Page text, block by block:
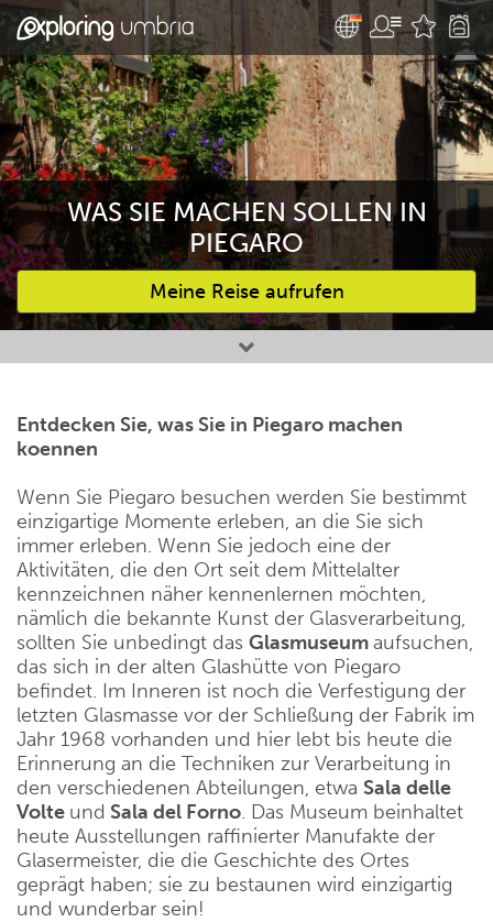
WAS SIE MACHEN SOLLEN IN
PIEGARO
Meine Reise aufrufen
Bevorzugte Aktivitäten
Entdecken Sie, was Sie in Piegaro machen
koennen
Wenn Sie Piegaro besuchen werden Sie bestimmt
einzigartige Momente erleben, an die Sie sich
immer erleben. Wenn Sie jedoch eine der
Aktivitäten, die den Ort seit dem Mittelalter
kennzeichnen näher kennenlernen möchten,
nämlich die bekannte Kunst der Glasverarbeitung,
sollten Sie unbedingt das Glasmuseumaufsuchen,
das sich in der alten Glashütte von Piegaro
befindet. Im Inneren ist noch die Verfestigung der
letzten Glasmasse vor der Schließung der Fabrik im
Jahr 1968 vorhanden und hier lebt bis heute die
Erinnerung an die Techniken zur Verarbeitung in
den verschiedenen Abteilungen, etwa Sala delle
Volte und Sala del Forno. Das Museum beinhaltet
heute Ausstellungen raffinierter Manufakte der
Glasermeister, die die Geschichte des Ortes
geprägt haben; sie zu bestaunen wird einzigartig
und wunderbar sein!